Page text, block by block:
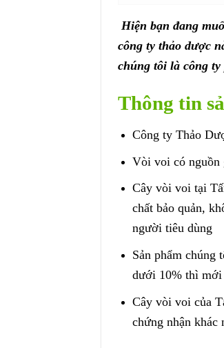
Hiện bạn đang
công ty thảo dược
chúng tôi là công
Thông tin
Công ty Thảo
Vòi voi có nguồn
Cây vòi voi tại
chất bảo quản,
người tiêu dùng
Sản phẩm
dưới 10% thì mới
Cây vòi voi của
chứng nhận